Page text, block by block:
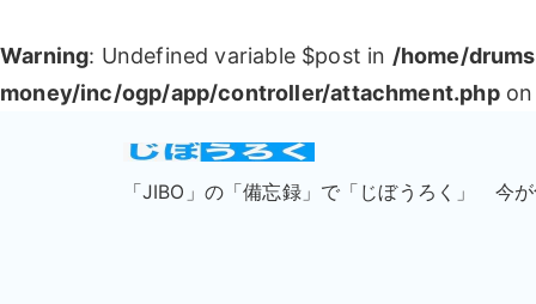
Warning: Undefined variable $post in /home/
money/inc/ogp/app/controller/attachment.phpon
「JIBO」の「備忘録」で「じぼうろく」 今